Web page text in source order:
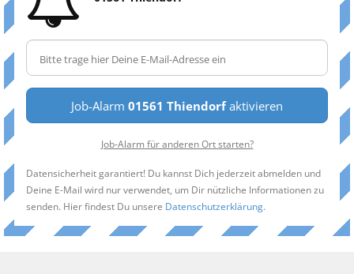
Job-Alarm 01561 Thiendorfaktivieren
Job-Alarm für anderen Ort starten?
Datensicherheit garantiert! Du kannst Dich jederzeit abmelden und
Deine E-Mail wird nur verwendet, um Dir nützliche Informationen zu
senden. Hier findest Du unsere Datenschutzerklärung.